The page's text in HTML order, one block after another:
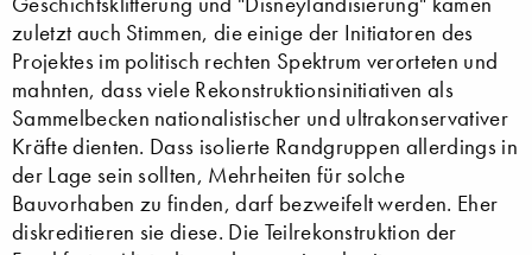
zuletzt auch Stimmen, die einige der Initiatoren des
Projektes im politisch rechten Spektrum verorteten und
mahnten, dass viele Rekonstruktionsinitiativen als
Sammelbecken nationalistischer und ultrakonservativer
Kräfte dienten. Dass isolierte Randgruppen allerdings in
der Lage sein sollten, Mehrheiten für solche
Bauvorhaben zu finden, darf bezweifelt werden. Eher
diskreditieren sie diese. Die Teilrekonstruktion der